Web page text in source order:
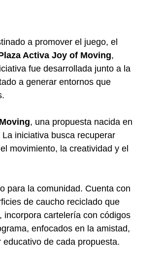
a promover el juego, el
Activa Joy of Moving,
fue desarrollada junto a la
a generar entornos que
, una propuesta nacida en
iniciativa busca recuperar
movimiento, la creatividad y el
para la comunidad. Cuenta con
de caucho reciclado que
incorpora cartelería con códigos
enfocados en la amistad,
de cada propuesta.